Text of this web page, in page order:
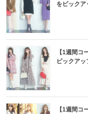
をピック
【1週間
ピックア
【1週間